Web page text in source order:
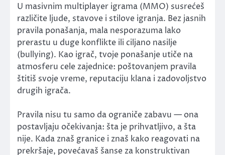
U masivnim multiplayer igrama (MMO) susrećeš
različite ljude, stavove i stilove igranja. Bez jasnih
pravila ponašanja, mala nesporazuma lako
prerastu u duge konflikte ili ciljano nasilje
(bullying). Kao igrač, tvoje ponašanje utiče na
atmosferu cele zajednice: poštovanjem pravila
štitiš svoje vreme, reputaciju klana i zadovoljstvo
drugih igrača.
Pravila nisu tu samo da ograniče zabavu — ona
postavljaju očekivanja: šta je prihvatljivo, a šta
nije. Kada znaš granice i znaš kako reagovati na
prekršaje, povećavaš šanse za konstruktivan